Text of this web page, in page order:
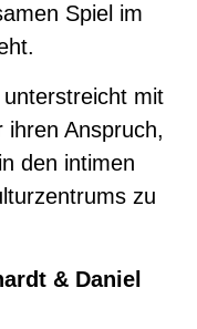
Spiel im
mit
ihren Anspruch,
den intimen
zu
& Daniel